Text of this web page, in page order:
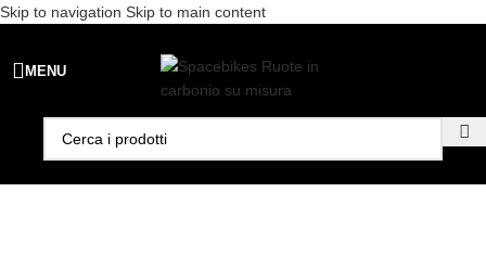
Skip to navigation Skip to main content
Spedizione gratuita per ordini superiori a €99 - 📣 Paga con PayPal in
3 rate senza interessi,
MENU